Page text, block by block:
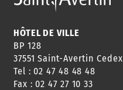
HORAIRES
CONSEILS
DE QUARTIER
HÔTEL DE VILLE
BP 128
37551 Saint-Avertin Cedex
Tel : 02 47 48 48 48
Fax : 02 47 27 10 33